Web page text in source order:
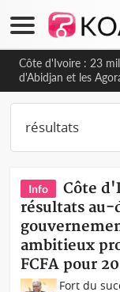
Côte d'Ivoire : 23
d'Abidjan et les
projets structurants
Info
Côte
résultats au-
ambitieux
FCFA pour
Fort du